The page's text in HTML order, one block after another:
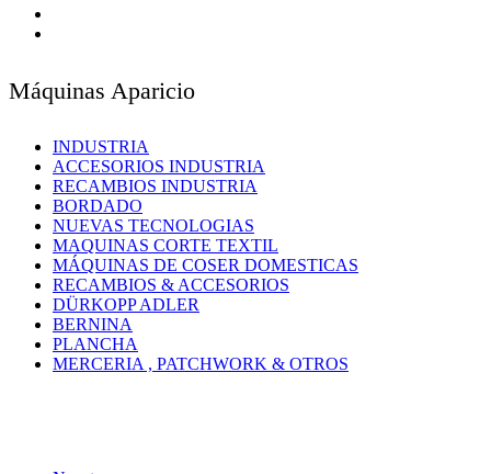
Máquinas Aparicio
INDUSTRIA
ACCESORIOS INDUSTRIA
RECAMBIOS INDUSTRIA
BORDADO
NUEVAS TECNOLOGIAS
MAQUINAS CORTE TEXTIL
MÁQUINAS DE COSER DOMESTICAS
RECAMBIOS & ACCESORIOS
DÜRKOPP ADLER
BERNINA
PLANCHA
MERCERIA , PATCHWORK & OTROS